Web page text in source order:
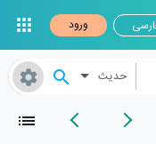
ورود
حدیث